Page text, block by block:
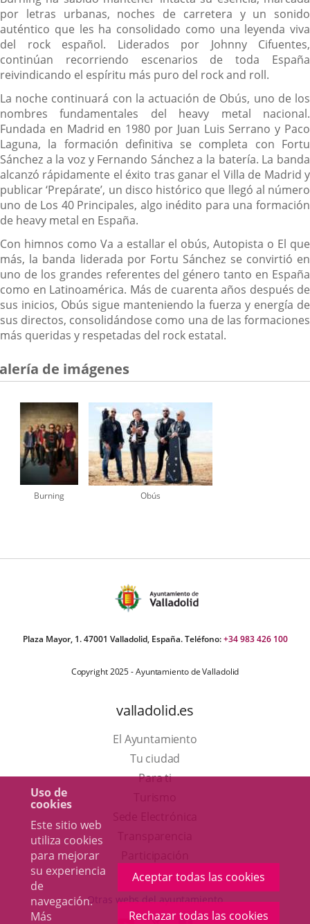
Uso de
cookies
Este sitio web
utiliza cookies
para mejorar
su experiencia
de
navegación.
Más
Aceptar todas las cookies
Rechazar todas las cookies
por letras urbanas, noches de carretera y un sonido
auténtico que les ha consolidado como una leyenda viva
del rock español. Liderados por Johnny Cifuentes,
continúan recorriendo escenarios de toda España
reivindicando el espíritu más puro del rock and roll.
La noche continuará con la actuación de Obús, uno de los
nombres fundamentales del heavy metal nacional.
Fundada en Madrid en 1980 por Juan Luis Serrano y Paco
Laguna, la formación definitiva se completa con Fortu
Sánchez a la voz y Fernando Sánchez a la batería. La banda
alcanzó rápidamente el éxito tras ganar el Villa de Madrid y
publicar ‘Prepárate’, un disco histórico que llegó al número
uno de Los 40 Principales, algo inédito para una formación
de heavy metal en España.
Con himnos como Va a estallar el obús, Autopista o El que
más, la banda liderada por Fortu Sánchez se convirtió en
uno de los grandes referentes del género tanto en España
como en Latinoamérica. Más de cuarenta años después de
sus inicios, Obús sigue manteniendo la fuerza y energía de
sus directos, consolidándose como una de las formaciones
más queridas y respetadas del rock estatal.
de imágenes
Burning Obús
Plaza Mayor, 1. 47001 Valladolid, España. Teléfono:+34 983 426 100
Copyright 2025 - Ayuntamiento de Valladolid
valladolid.es
El Ayuntamiento
Tu ciudad
Para ti
en
una
ventana
aplicación
externa.
Otras webs del ayuntamiento